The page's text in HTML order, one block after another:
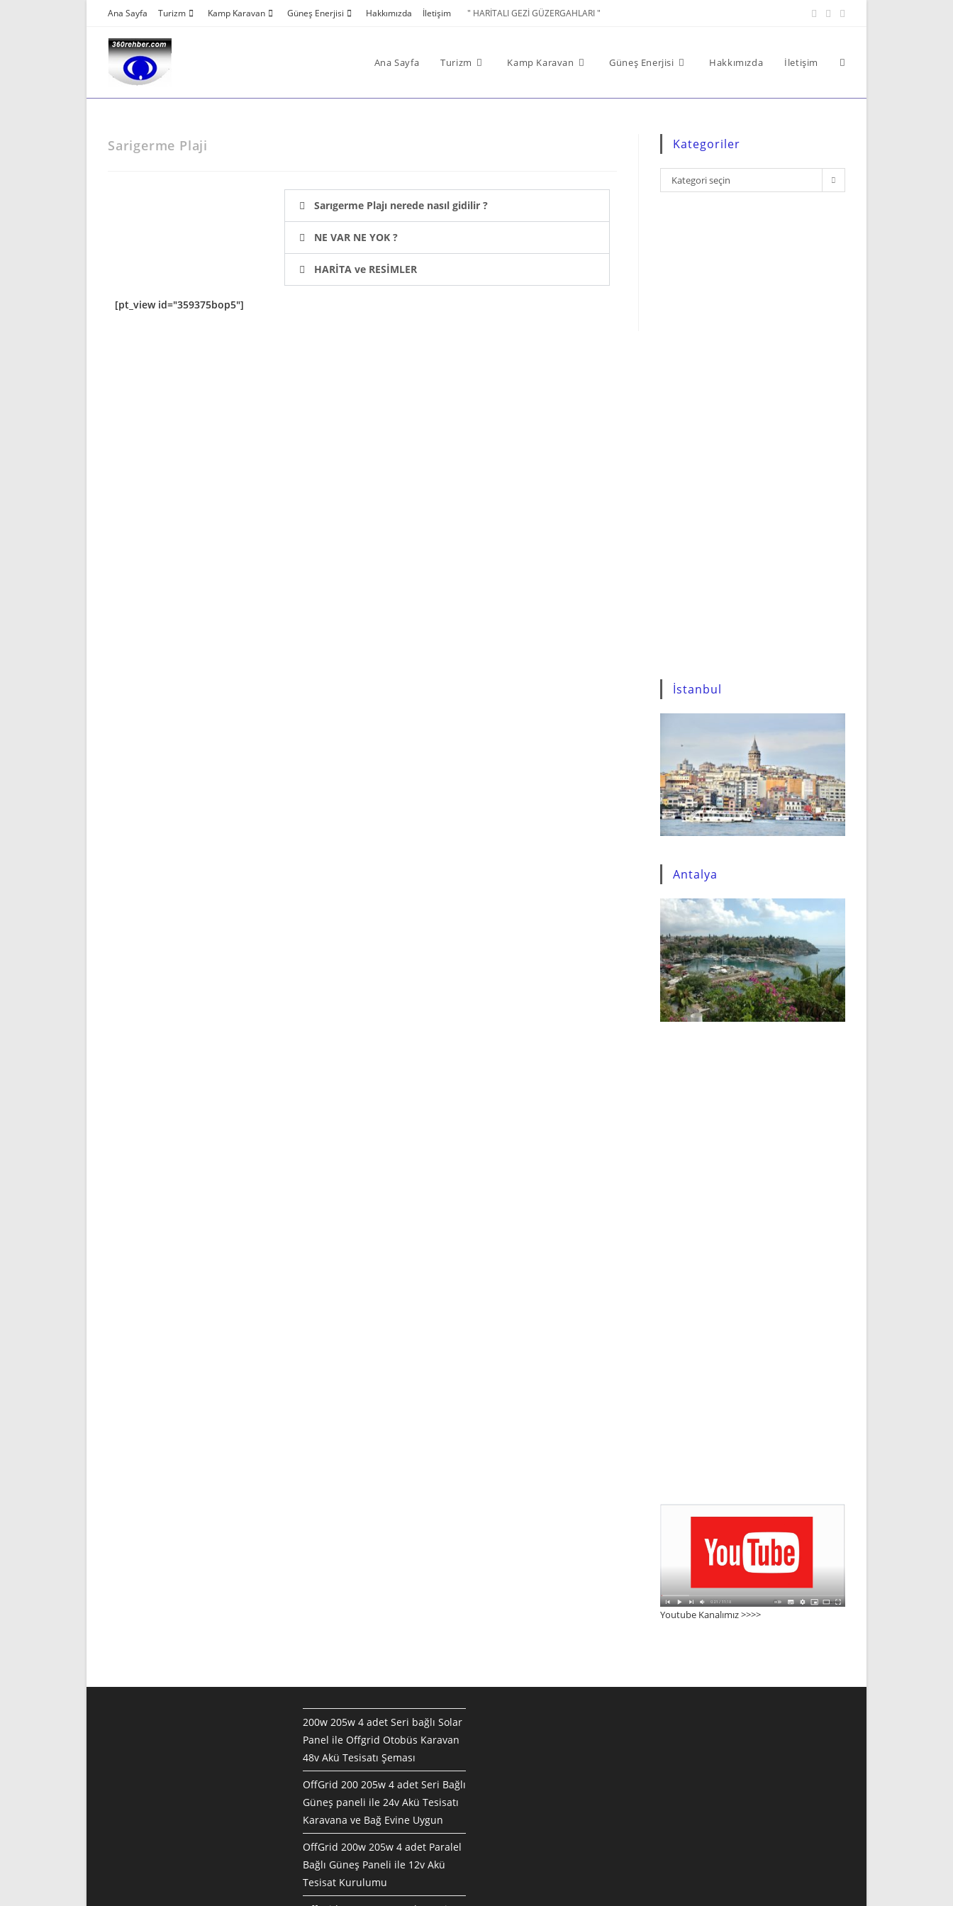
Ana Sayfa Turizm Kamp Karavan Güneş Enerjisi Hakkımızda İletişim " HARİTALI GEZİ GÜZERGAHLARI "
Ana Sayfa Turizm Kamp Karavan Güneş Enerjisi Hakkımızda İletişim
Sarigerme Plaji
Sarıgerme Plajı nerede nasıl gidilir ?
NE VAR NE YOK ?
HARİTA ve RESİMLER
[pt_view id="359375bop5"]
Kategoriler
Kategori seçin
İstanbul
Antalya
Youtube Kanalımız >>>>
200w 205w 4 adet Seri bağlı Solar
Panel ile Offgrid Otobüs Karavan
48v Akü Tesisatı Şeması
OffGrid 200 205w 4 adet Seri Bağlı
Güneş paneli ile 24v Akü Tesisatı
Karavana ve Bağ Evine Uygun
OffGrid 200w 205w 4 adet Paralel
Bağlı Güneş Paneli ile 12v Akü
Tesisat Kurulumu